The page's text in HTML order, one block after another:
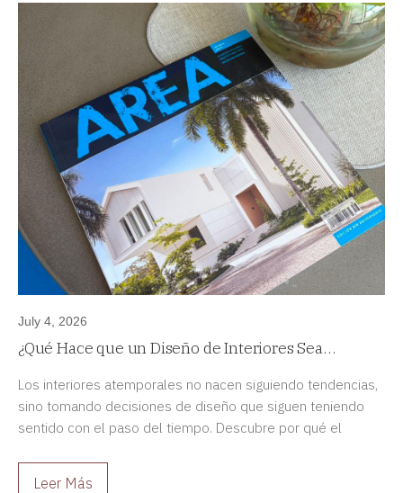
July 4, 2026
¿Qué Hace que un Diseño de Interiores Sea
Los interiores atemporales no nacen siguiendo tendencias,
sino tomando decisiones de diseño que siguen teniendo
sentido con el paso del tiempo. Descubre por qué el
Leer Más